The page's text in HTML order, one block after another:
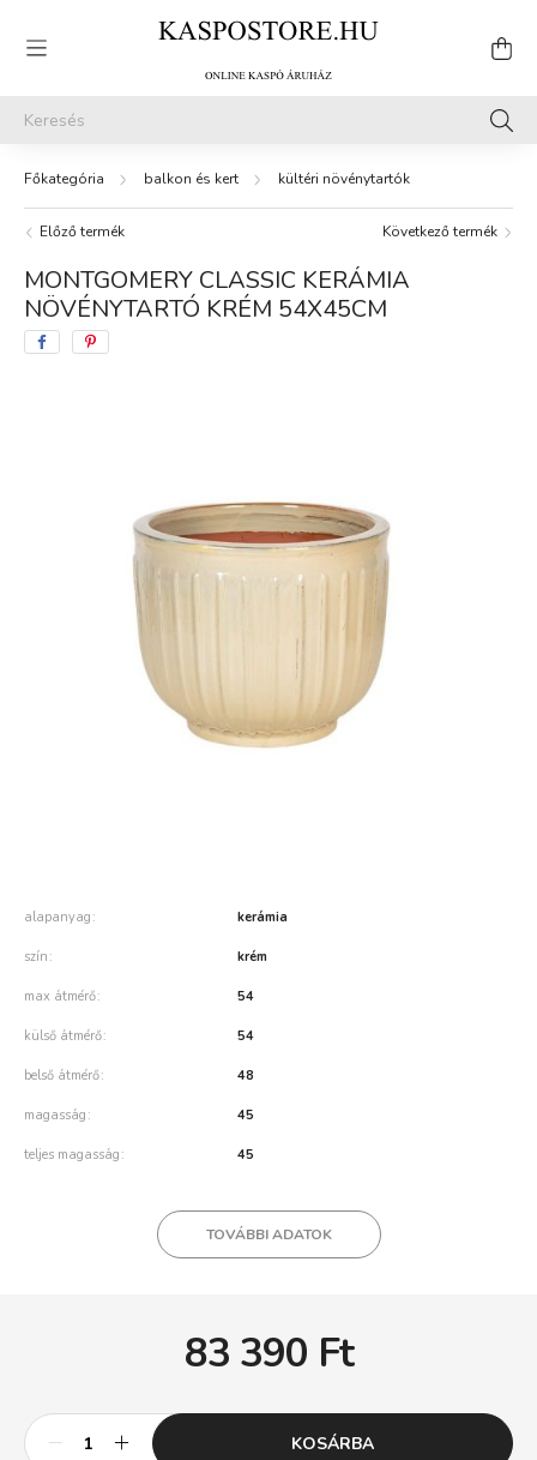
balkon és kert kültéri növénytartók
Előző termék Következő termék
MONTGOMERY CLASSIC KERÁMIA
NÖVÉNYTARTÓ KRÉM 54X45CM
alapanyag kerámia
szín krém
max átmérő 54
külső átmérő 54
belső átmérő 48
magasság 45
teljes magasság 45
TOVÁBBI ADATOK
83 390 Ft
KOSÁRBA